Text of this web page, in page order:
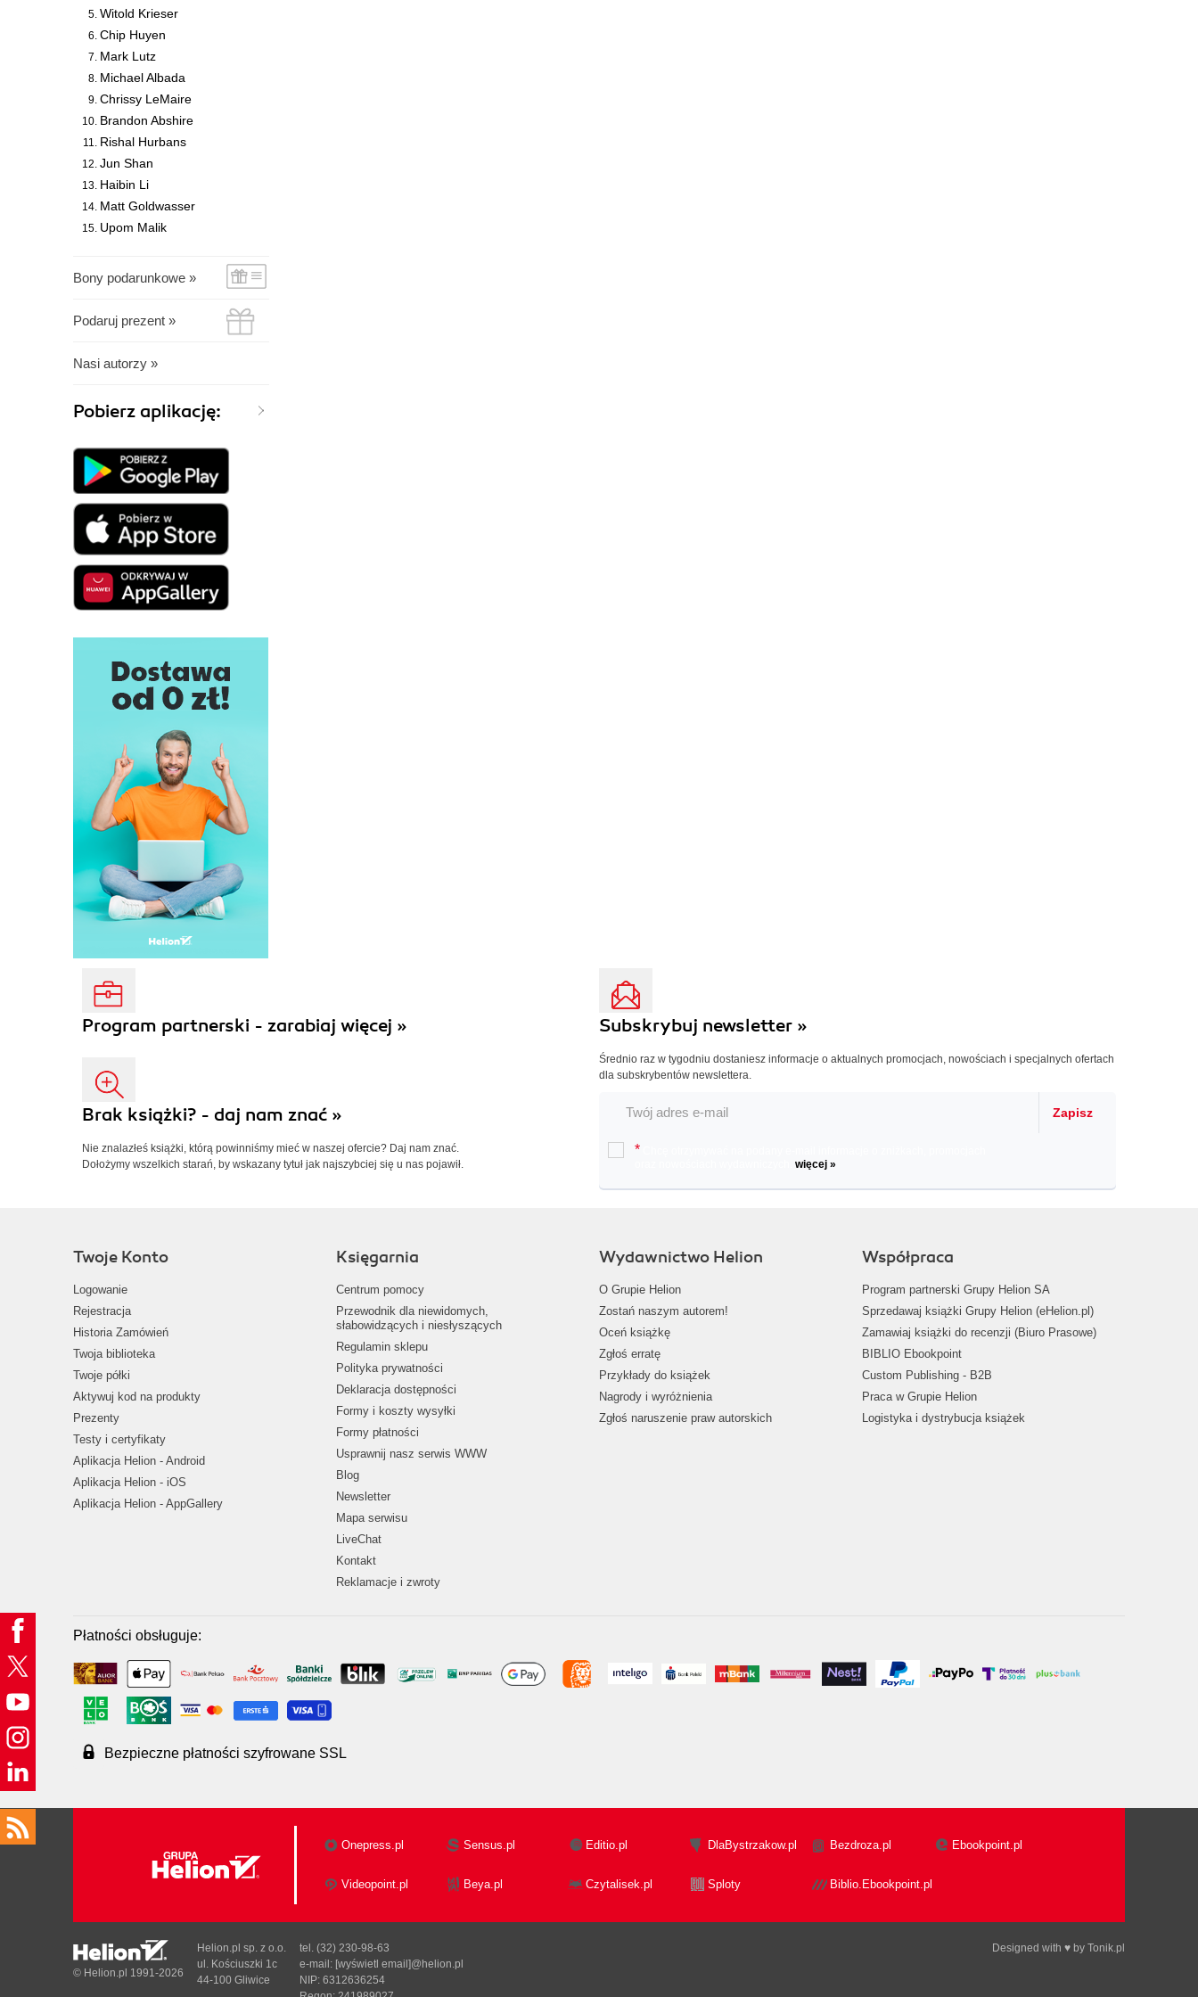
Witold Krieser
Chip Huyen
Mark Lutz
Michael Albada
Chrissy LeMaire
Brandon Abshire
Rishal Hurbans
Jun Shan
Haibin Li
Matt Goldwasser
Upom Malik
Bony podarunkowe »
Podaruj prezent »
Nasi autorzy »
Pobierz aplikację:
Program partnerski - zarabiaj więcej »
Brak książki? - daj nam znać »
Nie znalazłeś książki, którą powinniśmy mieć w naszej ofercie? Daj nam znać.
Dołożymy wszelkich starań, by wskazany tytuł jak najszybciej się u nas pojawił.
Subskrybuj newsletter »
Średnio raz w tygodniu dostaniesz informacje o aktualnych promocjach, nowościach i specjalnych ofertach
dla subskrybentów newslettera.
Zapisz
*
więcej »
Twoje Konto
Logowanie
Rejestracja
Historia Zamówień
Twoja biblioteka
Twoje półki
Aktywuj kod na produkty
Prezenty
Testy i certyfikaty
Aplikacja Helion - Android
Aplikacja Helion - iOS
Aplikacja Helion - AppGallery
Księgarnia
Centrum pomocy
Przewodnik dla niewidomych,
słabowidzących i niesłyszących
Regulamin sklepu
Polityka prywatności
Deklaracja dostępności
Formy i koszty wysyłki
Formy płatności
Usprawnij nasz serwis WWW
Blog
Newsletter
Mapa serwisu
LiveChat
Kontakt
Reklamacje i zwroty
Wydawnictwo Helion
O Grupie Helion
Zostań naszym autorem!
Oceń książkę
Zgłoś erratę
Przykłady do książek
Nagrody i wyróżnienia
Zgłoś naruszenie praw autorskich
Współpraca
Program partnerski Grupy Helion SA
Sprzedawaj książki Grupy Helion (eHelion.pl)
Zamawiaj książki do recenzji (Biuro Prasowe)
BIBLIO Ebookpoint
Custom Publishing - B2B
Praca w Grupie Helion
Logistyka i dystrybucja książek
Płatności obsługuje:
Bezpieczne płatności szyfrowane SSL
Onepress.pl Sensus.pl Editio.pl DlaBystrzakow.pl Bezdroza.pl Ebookpoint.pl
Videopoint.pl Beya.pl Czytalisek.pl Sploty Biblio.Ebookpoint.pl
Designed with ♥ by Tonik.pl
© Helion.pl 1991-2026
Helion.pl sp. z o.o.
ul. Kościuszki 1c
44-100 Gliwice
tel. (32) 230-98-63
e-mail: [wyświetl email]@helion.pl
NIP: 6312636254